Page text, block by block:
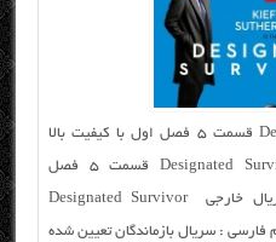
دانلودل خارجی Designated Survivor قسمت ۵ فصل اول با کیفیت بالا
دانلود رایگان سریال خارجی Designated Survivor قسمت ۵ فصل
اولسریالمستقیم دانلود مستقیم سریال خارجی Designated Survivor
فارسی : سریال بازماندگان تعیین شده